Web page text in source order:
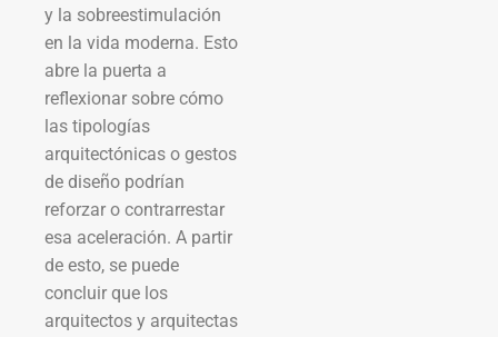
y la sobreestimulación
en la vida moderna. Esto
abre la puerta a
reflexionar sobre cómo
las tipologías
arquitectónicas o gestos
de diseño podrían
reforzar o contrarrestar
esa aceleración. A partir
de esto, se puede
concluir que los
arquitectos y arquitectas